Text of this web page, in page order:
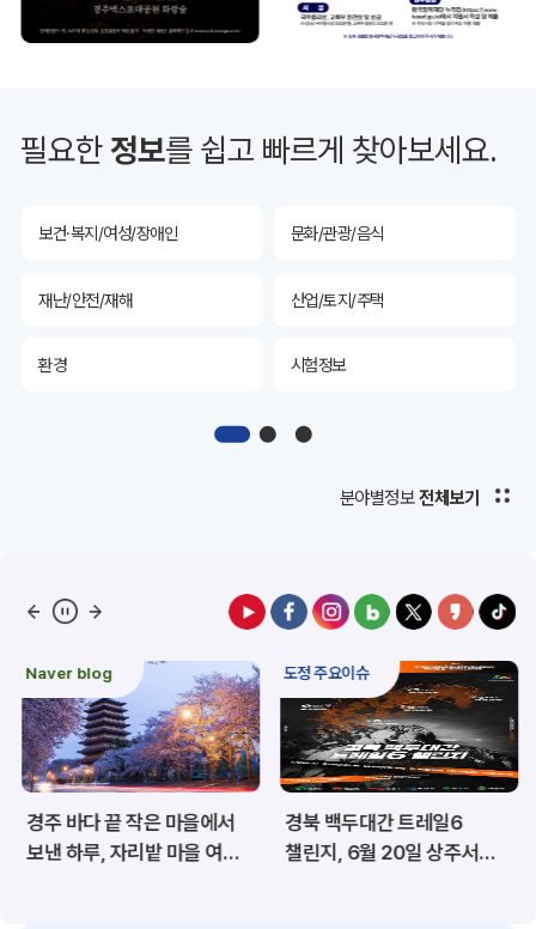
필요한정보를 쉽고 빠르게 찾아보세요.
투자유치 공공데이터&통계
산림 해양/수산
보건·복지/여성/장애인 문화/관광/음식
재난/안전/재해 산업/토지/주택
환경 시험정보
디지털아카이브
공공데이터&통계
산림 해양/수산
보건·복지/여성/장애인 문화/관광/음식
재난/안전/재해 산업/토지/주택
환경 시험정보
분야별정보 전체보기
Naver blog
경주 바다 끝 작은 마을에서
보낸 하루, 자리밭 마을 여름
도정 주요이슈
경북 백두대간 트레일6
챌린지, 6월 20일 상주서